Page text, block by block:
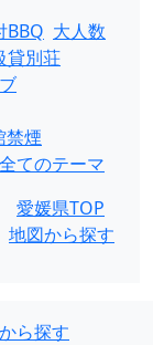
BBQ 大人数
貸別荘
禁煙
全てのテーマ
愛媛県TOP
地図から探す
ら探す